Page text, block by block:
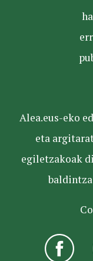
Alea.eus-eko
eta
egiletzakoak